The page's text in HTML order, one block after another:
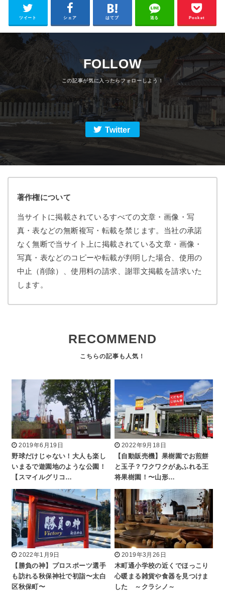
ツイート シェア はてブ 送る Pocket
FOLLOW
Twitter
著作権について
当サイトに掲載されているすべての文章・画像・写
真・表などの無断複写・転載を禁じます。当社の承諾
なく無断で当サイト上に掲載されている文章・画像・
写真・表などのコピーや転載が判明した場合、使用の
中止（削除）、使用料の請求、謝罪文掲載を請求いた
します。
RECOMMEND
2019年6月19日
野球だけじゃない！大人も楽し
いまるで遊園地のような公園！
【スマイルグリコ…
2022年9月18日
【自動販売機】果樹園でお煎餅
と玉子？ワクワクがあふれる王
将果樹園！〜山形…
2022年1月9日
【勝負の神】プロスポーツ選手
も訪れる秋保神社で初詣〜太白
区秋保町〜
2019年3月26日
木町通小学校の近くでほっこり
心暖まる雑貨や食器を見つけま
した ～クラシノ～